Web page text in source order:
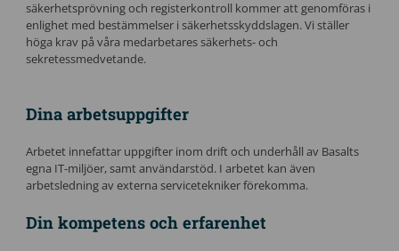
säkerhetsprövning och registerkontroll kommer att genomföras i
enlighet med bestämmelser i säkerhetsskyddslagen. Vi ställer
höga krav på våra medarbetares säkerhets- och
sekretessmedvetande.
Dina arbetsuppgifter
Arbetet innefattar uppgifter inom drift och underhåll av Basalts
egna IT-miljöer, samt användarstöd. I arbetet kan även
arbetsledning av externa servicetekniker förekomma.
Din kompetens och erfarenhet